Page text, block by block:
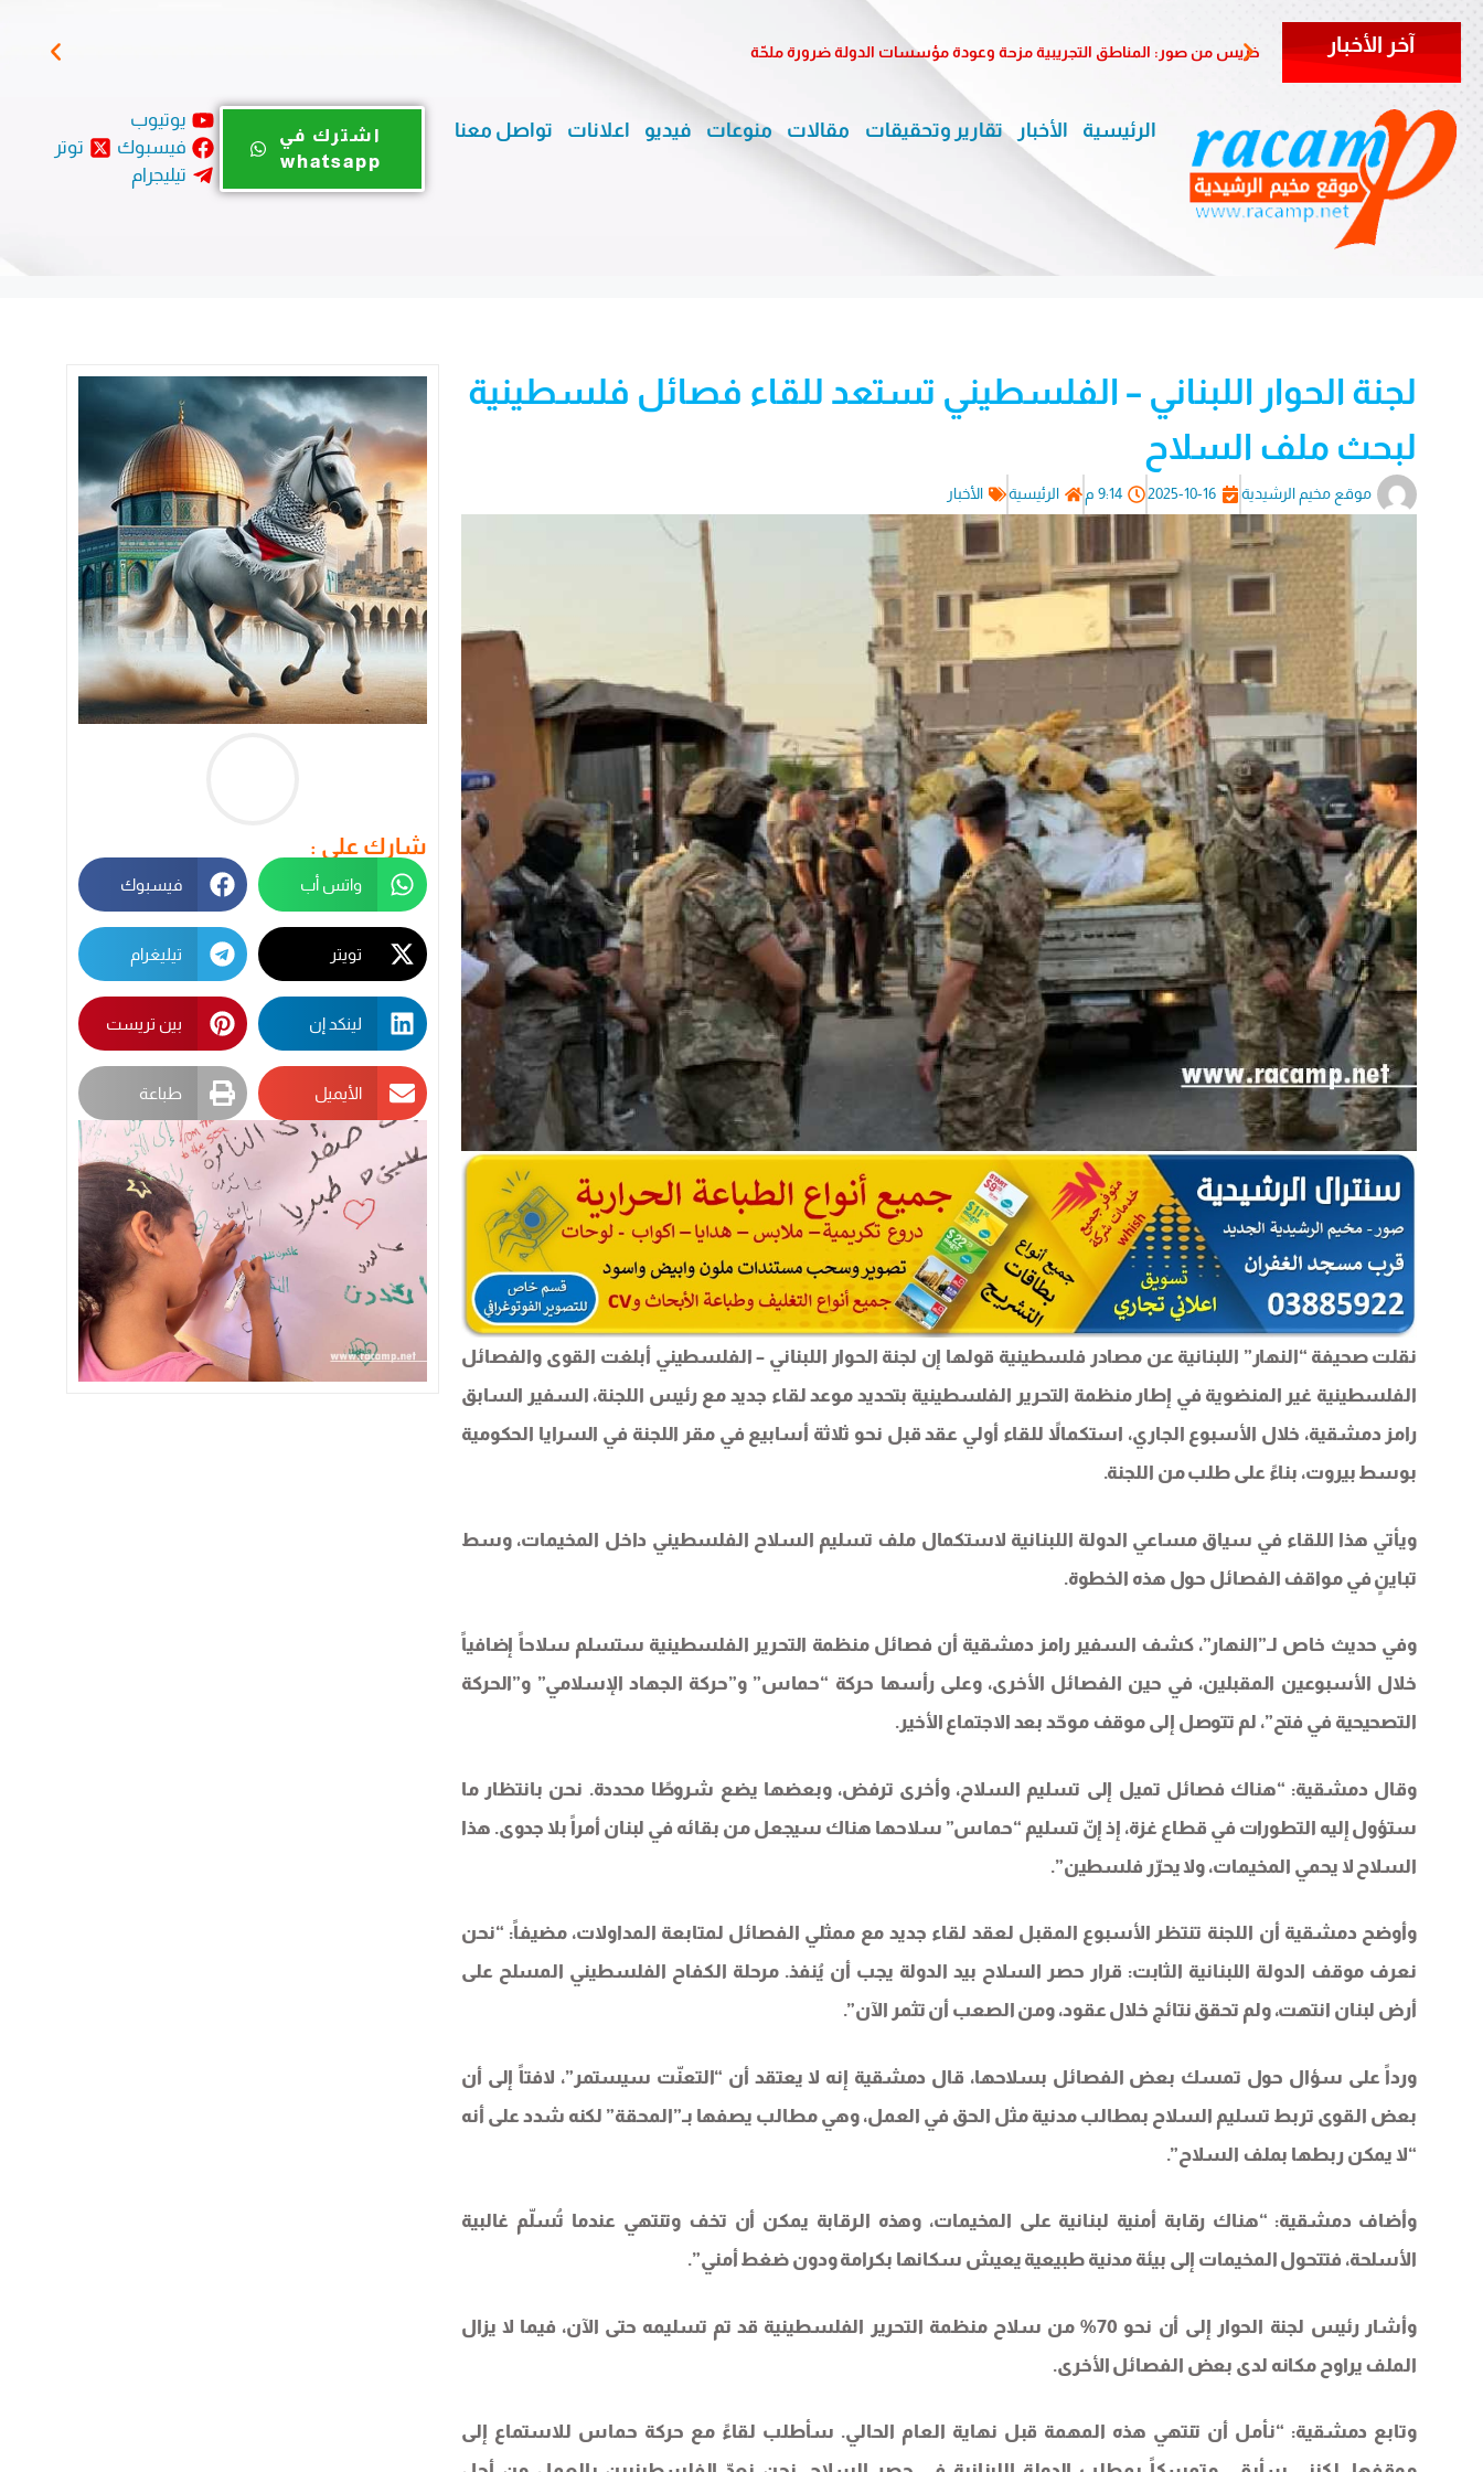
آخر الأخبار خريس من صور: المناطق التجريبية مزحة وعودة مؤسسات الدولة ضرورة ملحّة
الرئيسية الأخبار تقارير وتحقيقات مقالات منوعات فيديو اعلانات تواصل معنا
يوتيوب
فيسبوك
توتر
تيليجرام
اشترك في
whatsapp
لجنة الحوار اللبناني – الفلسطيني تستعد للقاء فصائل فلسطينية
لبحث ملف السلاح
موقع مخيم الرشيدية 2025-10-16 9:14 م الرئيسية الأخبار
نقلت صحيفة “النهار” اللبنانية عن مصادر فلسطينية قولها إن لجنة الحوار اللبناني – الفلسطيني أبلغت القوى والفصائل
الفلسطينية غير المنضوية في إطار منظمة التحرير الفلسطينية بتحديد موعد لقاء جديد مع رئيس اللجنة، السفير السابق
رامز دمشقية، خلال الأسبوع الجاري، استكمالاً للقاء أولي عقد قبل نحو ثلاثة أسابيع في مقر اللجنة في السرايا الحكومية
بوسط بيروت، بناءً على طلب من اللجنة.
ويأتي هذا اللقاء في سياق مساعي الدولة اللبنانية لاستكمال ملف تسليم السلاح الفلسطيني داخل المخيمات، وسط
تباينٍ في مواقف الفصائل حول هذه الخطوة.
وفي حديث خاص لـ”النهار”، كشف السفير رامز دمشقية أن فصائل منظمة التحرير الفلسطينية ستسلم سلاحاً إضافياً
خلال الأسبوعين المقبلين، في حين الفصائل الأخرى، وعلى رأسها حركة “حماس” و”حركة الجهاد الإسلامي” و”الحركة
التصحيحية في فتح”، لم تتوصل إلى موقف موحّد بعد الاجتماع الأخير.
وقال دمشقية: “هناك فصائل تميل إلى تسليم السلاح، وأخرى ترفض، وبعضها يضع شروطًا محددة. نحن بانتظار ما
ستؤول إليه التطورات في قطاع غزة، إذ إنّ تسليم “حماس” سلاحها هناك سيجعل من بقائه في لبنان أمراً بلا جدوى. هذا
السلاح لا يحمي المخيمات، ولا يحرّر فلسطين”.
وأوضح دمشقية أن اللجنة تنتظر الأسبوع المقبل لعقد لقاء جديد مع ممثلي الفصائل لمتابعة المداولات، مضيفاً: “نحن
نعرف موقف الدولة اللبنانية الثابت: قرار حصر السلاح بيد الدولة يجب أن يُنفذ. مرحلة الكفاح الفلسطيني المسلح على
أرض لبنان انتهت، ولم تحقق نتائج خلال عقود، ومن الصعب أن تثمر الآن”.
ورداً على سؤال حول تمسك بعض الفصائل بسلاحها، قال دمشقية إنه لا يعتقد أن “التعنّت سيستمر”، لافتاً إلى أن
بعض القوى تربط تسليم السلاح بمطالب مدنية مثل الحق في العمل، وهي مطالب يصفها بـ”المحقة” لكنه شدد على أنه
“لا يمكن ربطها بملف السلاح”.
وأضاف دمشقية: “هناك رقابة أمنية لبنانية على المخيمات، وهذه الرقابة يمكن أن تخف وتنتهي عندما تُسلّم غالبية
الأسلحة، فتتحول المخيمات إلى بيئة مدنية طبيعية يعيش سكانها بكرامة ودون ضغط أمني”.
وأشار رئيس لجنة الحوار إلى أن نحو 70% من سلاح منظمة التحرير الفلسطينية قد تم تسليمه حتى الآن، فيما لا يزال
الملف يراوح مكانه لدى بعض الفصائل الأخرى.
وتابع دمشقية: “نأمل أن تنتهي هذه المهمة قبل نهاية العام الحالي. سأطلب لقاءً مع حركة حماس للاستماع إلى
شارك على :
واتس أب فيسبوك
تويتر تيليغرام
لينكد إن بين تريست
الأيميل طباعة